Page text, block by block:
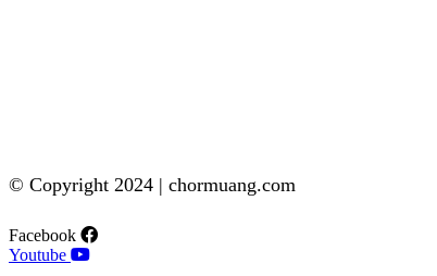
© Copyright 2024 | chormuang.com
Facebook
Youtube